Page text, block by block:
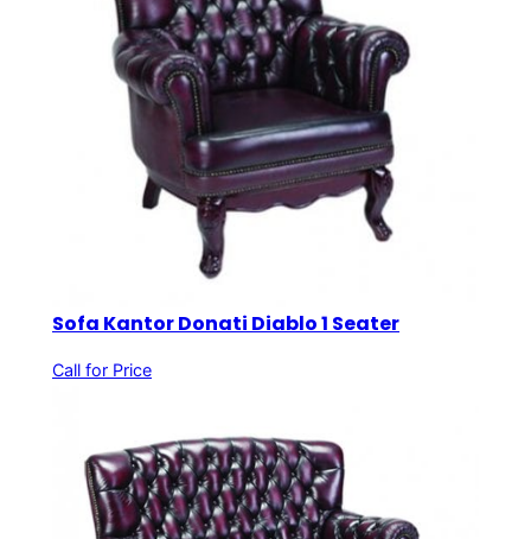
Sofa Kantor Donati Diablo 1 Seater
Call for Price